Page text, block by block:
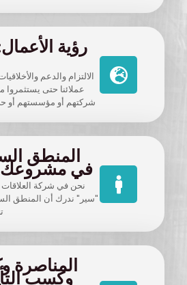
رؤية
الالتزام والدعم
عملائنا حتى
شركتهم أو مؤسستهم أو
المنطق
في مشروعك
نحن في شركة العلاقات
"سير" ندرك أن المنطق
المناصرة
وكسب